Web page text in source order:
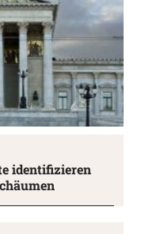
identifizieren